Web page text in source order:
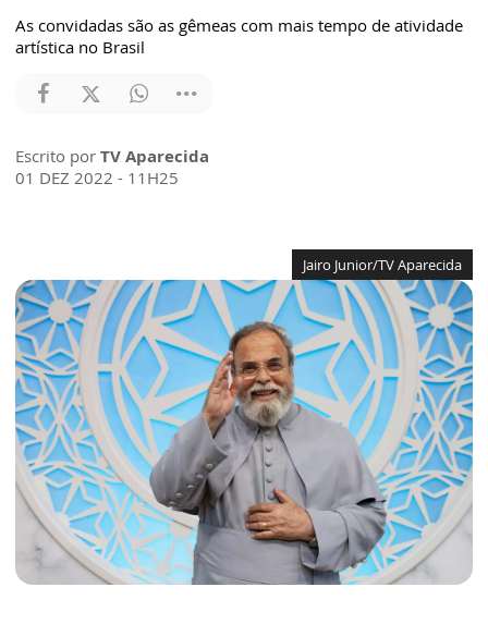
As convidadas são as gêmeas com mais tempo de atividade
artística no Brasil
Escrito por TV Aparecida
01 DEZ 2022 - 11H25
Jairo Junior/TV Aparecida